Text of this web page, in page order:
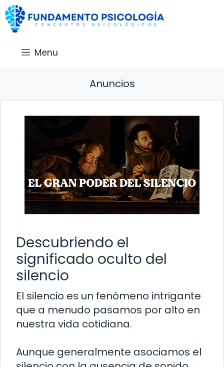
Saltar
al
contenido
Menu
Anuncios
Descubriendo el
significado oculto del
silencio
El silencio es un fenómeno intrigante
que a menudo pasamos por alto en
nuestra vida cotidiana.
Aunque generalmente asociamos el